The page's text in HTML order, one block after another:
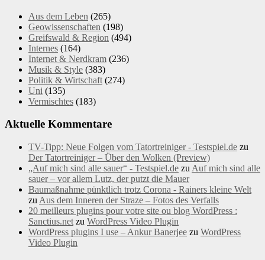
Aus dem Leben (265)
Geowissenschaften (198)
Greifswald & Region (494)
Internes (164)
Internet & Nerdkram (236)
Musik & Style (383)
Politik & Wirtschaft (274)
Uni (135)
Vermischtes (183)
Aktuelle Kommentare
TV-Tipp: Neue Folgen vom Tatortreiniger - Testspiel.de zu
Der Tatortreiniger – Über den Wolken (Preview)
„Auf mich sind alle sauer“ - Testspiel.de zu Auf mich sind alle
sauer – vor allem Lutz, der putzt die Mauer
Baumaßnahme pünktlich trotz Corona - Rainers kleine Welt
zu Aus dem Inneren der Straze – Fotos des Verfalls
20 meilleurs plugins pour votre site ou blog WordPress :
Sanctius.net zu WordPress Video Plugin
WordPress plugins I use – Ankur Banerjee zu WordPress
Video Plugin